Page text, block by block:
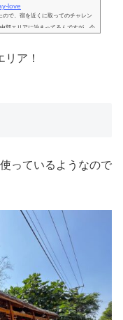
love
ので、宿を近くに取ってのチャレン
部エリアに泊まってるんですが、今
しれないお店も、今回は営業して
ア！
っているようなので